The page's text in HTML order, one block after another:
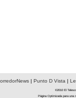
| Punto D Vista |
©2010 El
Página Optimizada para una